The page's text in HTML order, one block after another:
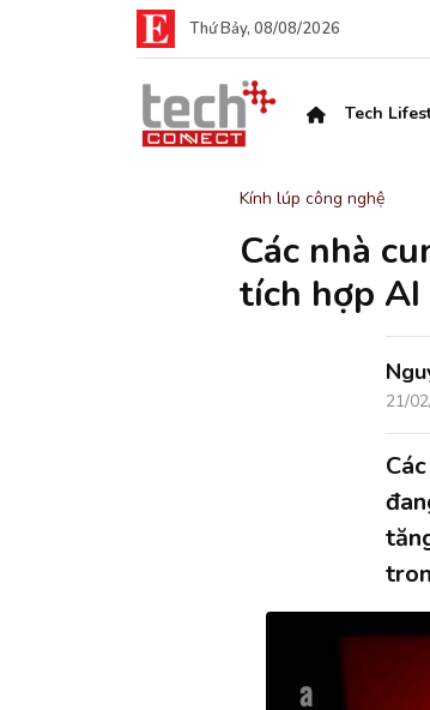
Thứ Bảy, 08/08/2026
Tech
Kính lúp công nghệ
Các nhà
tích hợp
21/